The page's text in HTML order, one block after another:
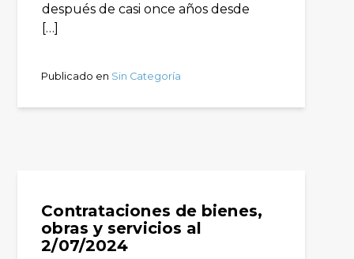
después de casi once años desde
[…]
Publicado en Sin Categoría
Contrataciones de bienes,
obras y servicios al
2/07/2024